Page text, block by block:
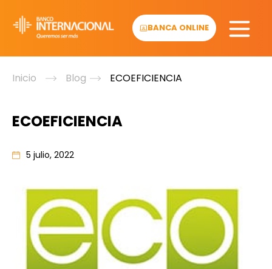
content
BANCA ONLINE
Inicio Blog ECOEFICIENCIA
ECOEFICIENCIA
5 julio, 2022